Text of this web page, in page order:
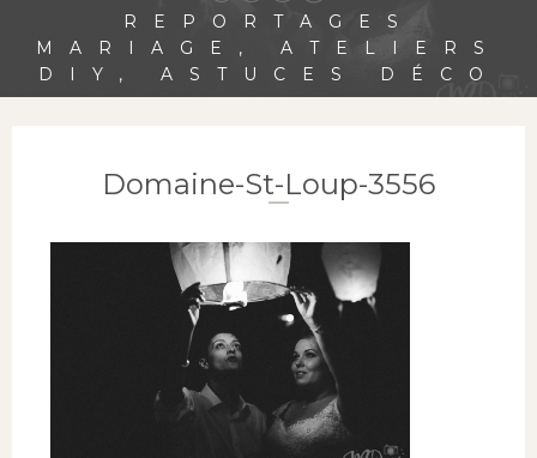
REPORTAGES
MARIAGE, ATELIERS
DIY, ASTUCES DÉCO
Domaine-St-Loup-3556